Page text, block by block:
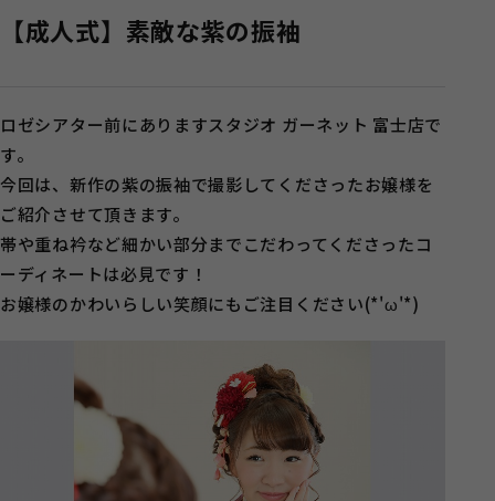
【成人式】素敵な紫の振袖
ロゼシアター前にありますスタジオ ガーネット 富士店で
す。
今回は、新作の紫の振袖で撮影してくださったお嬢様を
ご紹介させて頂きます。
帯や重ね衿など細かい部分までこだわってくださったコ
ーディネートは必見です！
お嬢様のかわいらしい笑顔にもご注目ください(*'ω'*)